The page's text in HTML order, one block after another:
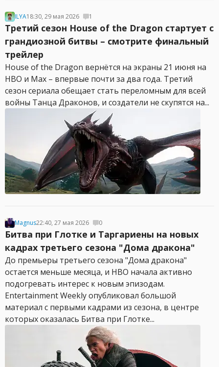
ILYA18:30, 29 мая 2026 1
Третий сезон House of the Dragon стартует с
грандиозной битвы – смотрите финальный
трейлер
House of the Dragon вернётся на экраны 21 июня на
HBO и Max – впервые почти за два года. Третий
сезон сериала обещает стать переломным для всей
войны Танца Драконов, и создатели не скупятся на...
Magnus22:40, 27 мая 2026 0
Битва при Глотке и Таргариены на новых
кадрах третьего сезона "Дома дракона"
До премьеры третьего сезона "Дома дракона"
остается меньше месяца, и HBO начала активно
подогревать интерес к новым эпизодам.
Entertainment Weekly опубликовал большой
материал с первыми кадрами из сезона, в центре
которых оказалась Битва при Глотке...